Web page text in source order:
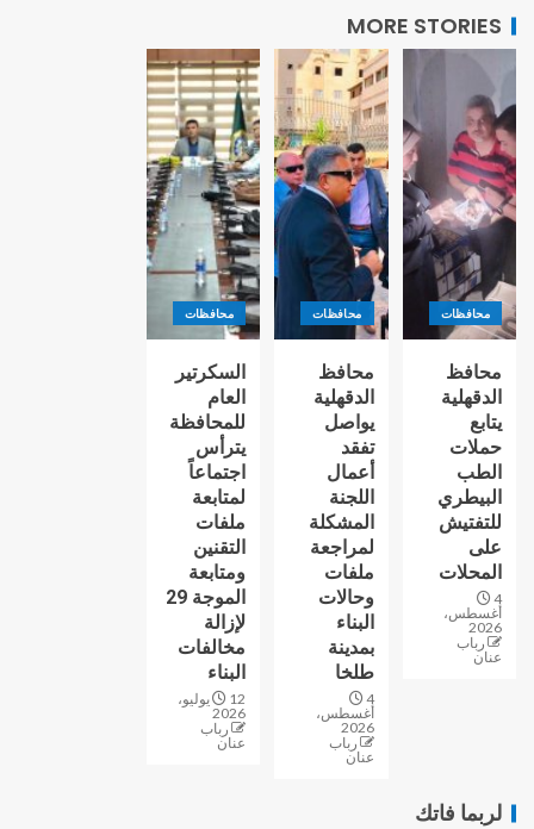
MORE STORIES
محافظات
محافظ
الدقهلية
يتابع
حملات
الطب
البيطري
للتفتيش
على
المحلات
4
أغسطس،
2026
رباب
عنان
محافظات
محافظ
الدقهلية
يواصل
تفقد
أعمال
اللجنة
المشكلة
لمراجعة
ملفات
وحالات
البناء
بمدينة
طلخا
4
أغسطس،
2026
رباب
عنان
محافظات
السكرتير
العام
للمحافظة
يترأس
اجتماعاً
لمتابعة
ملفات
التقنين
ومتابعة
الموجة 29
لإزالة
مخالفات
البناء
12 يوليو،
2026
رباب
عنان
لربما فاتك